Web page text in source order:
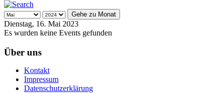
Gehe zu Monat
Dienstag, 16. Mai 2023
Es wurden keine Events gefunden
Über uns
Kontakt
Impressum
Datenschutzerklärung